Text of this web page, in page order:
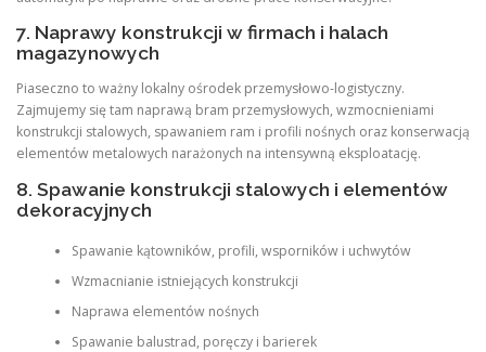
7. Naprawy konstrukcji w firmach i halach
magazynowych
Piaseczno to ważny lokalny ośrodek przemysłowo-logistyczny.
Zajmujemy się tam naprawą bram przemysłowych, wzmocnieniami
konstrukcji stalowych, spawaniem ram i profili nośnych oraz konserwacją
elementów metalowych narażonych na intensywną eksploatację.
8. Spawanie konstrukcji stalowych i elementów
dekoracyjnych
Spawanie kątowników, profili, wsporników i uchwytów
Wzmacnianie istniejących konstrukcji
Naprawa elementów nośnych
Spawanie balustrad, poręczy i barierek